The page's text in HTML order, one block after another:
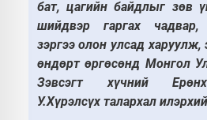
бат, цагийн байдлыг зөв
шийдвэр гаргах
зэргээ олон улсад
өндөрт өргөсөнд Монгол
Зэвсэгт хүчний
У.Хүрэлсүх талархал